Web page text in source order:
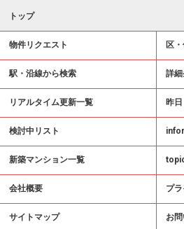
トップ
物件リクエスト 区
駅・沿線から検索 詳
リアルタイム更新一覧 昨
検討中リスト
新築マンション一覧
会社概要 プ
サイトマップ お